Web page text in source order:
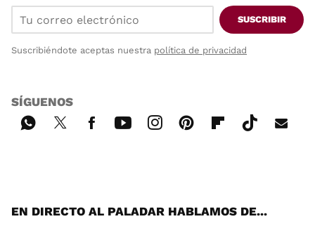
SUSCRIBIR
Suscribiéndote aceptas nuestra política de privacidad
SÍGUENOS
EN DIRECTO AL PALADAR HABLAMOS DE...